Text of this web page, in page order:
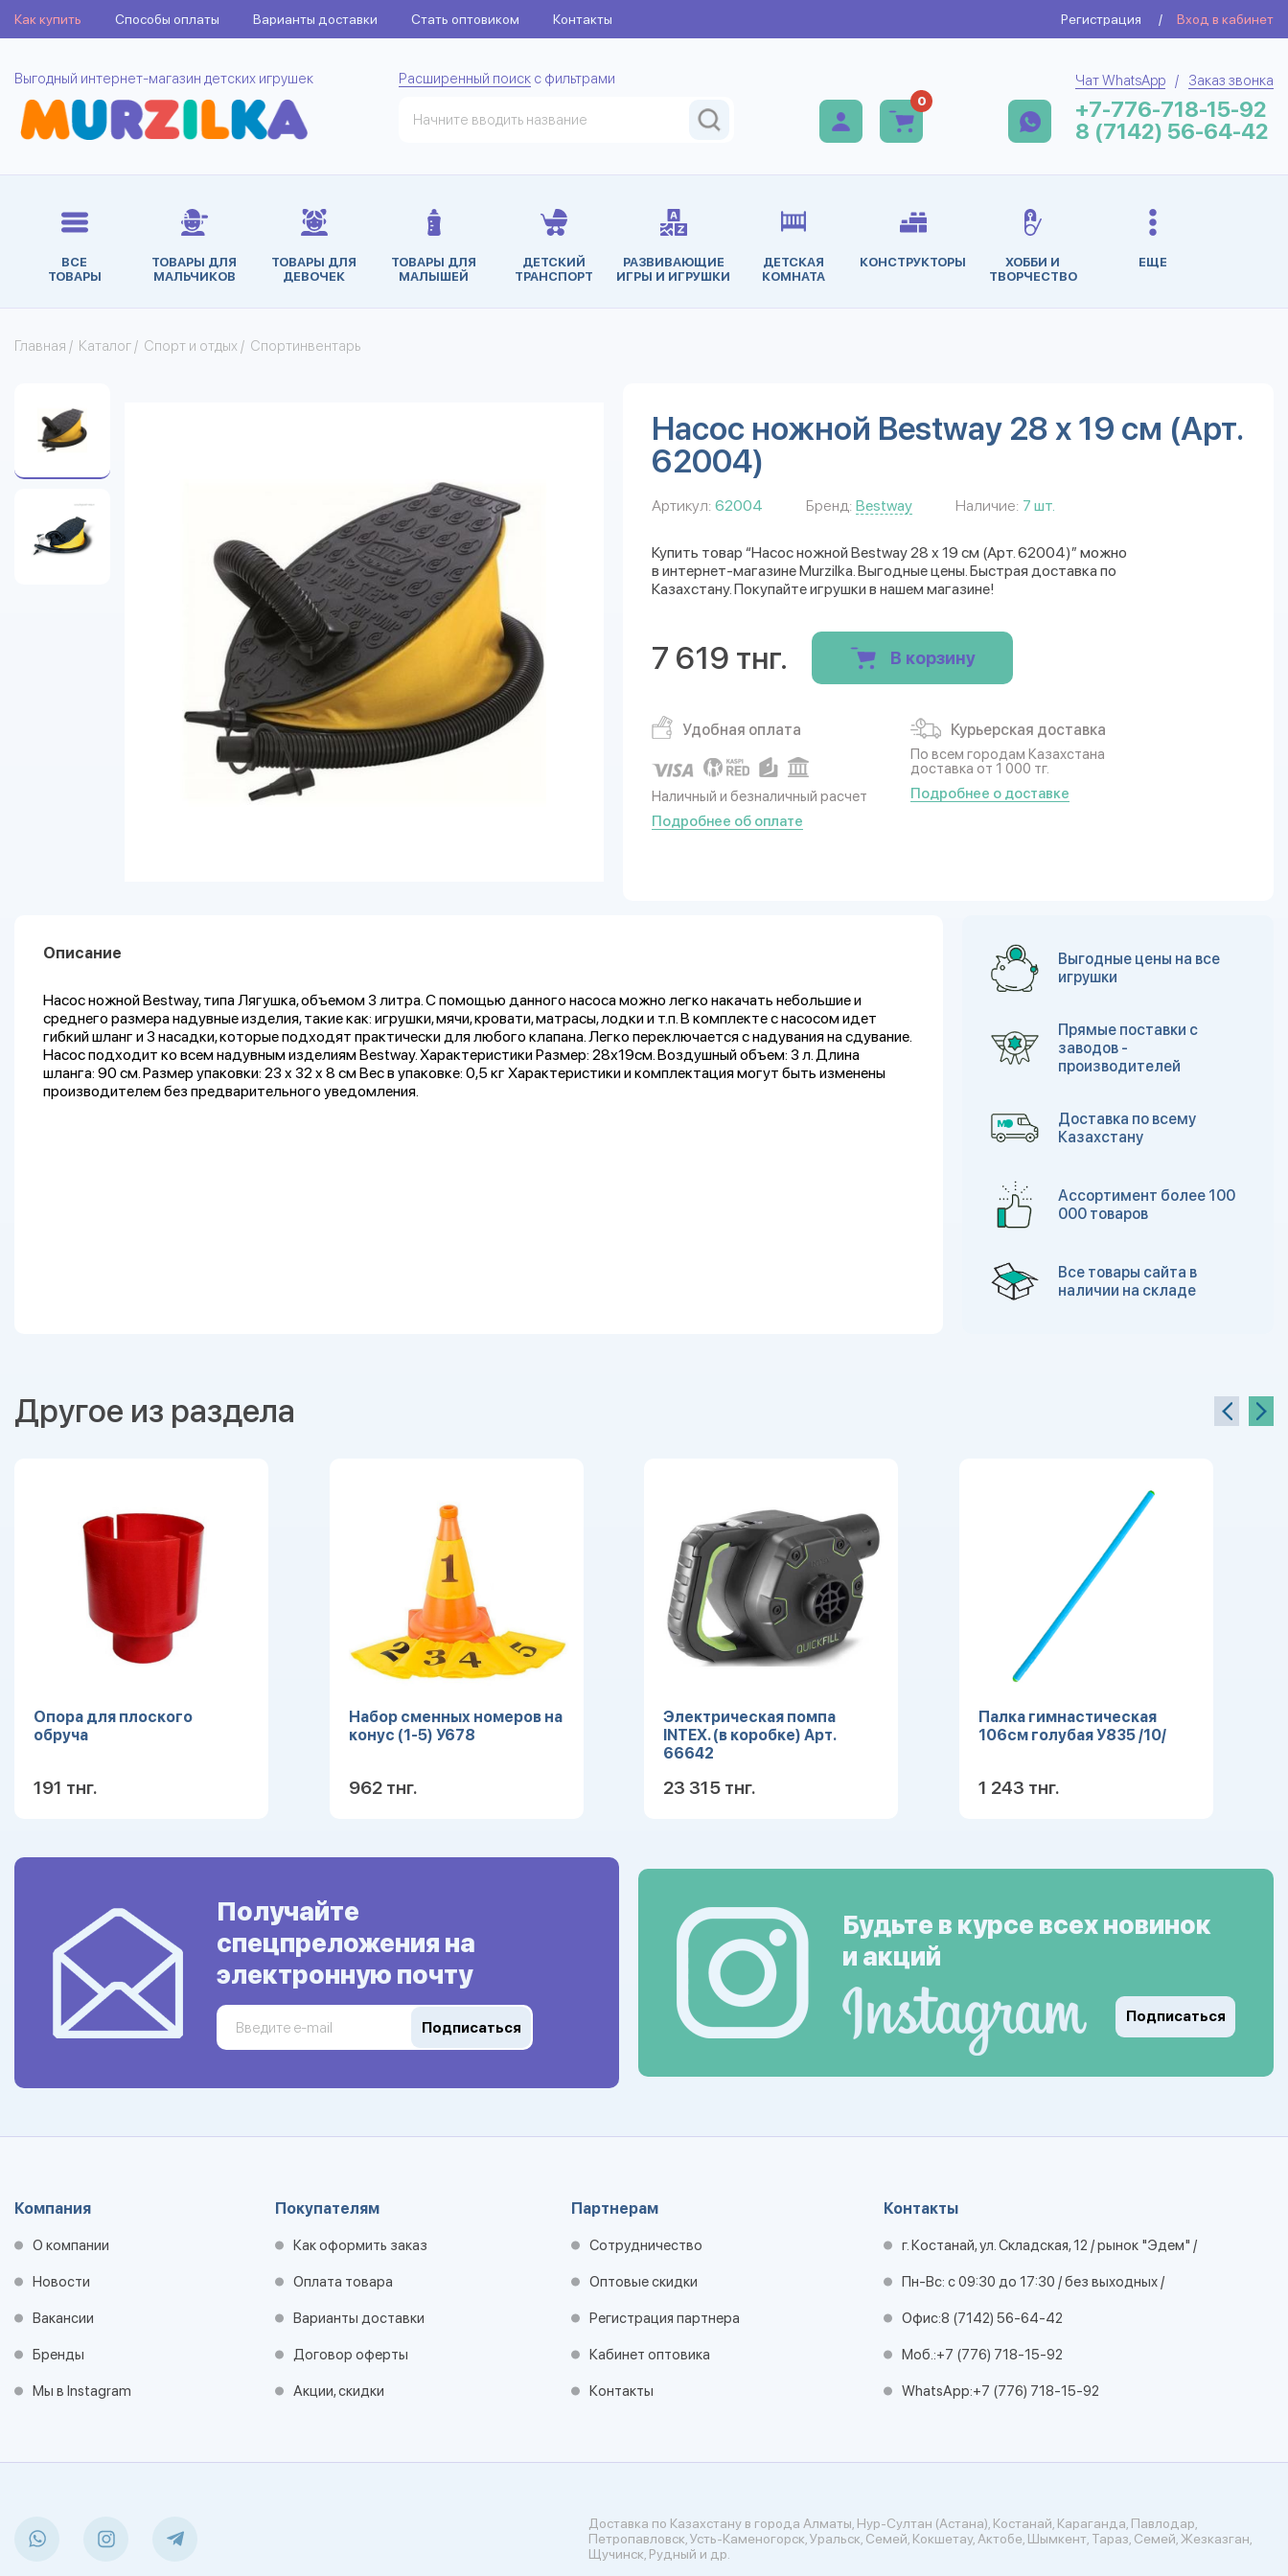
Как купить Способы оплаты Варианты доставки Стать оптовиком Контакты Регистрация / Вход в кабинет
Выгодный интернет-магазин детских игрушек Расширенный поиск с фильтрами
0
Чат WhatsApp / Заказ звонка
+7-776-718-15-92
8 (7142) 56-64-42
ВСЕ
ТОВАРЫ
ТОВАРЫ ДЛЯ
МАЛЬЧИКОВ
ТОВАРЫ ДЛЯ
ДЕВОЧЕК
ТОВАРЫ ДЛЯ
МАЛЫШЕЙ
ДЕТСКИЙ
ТРАНСПОРТ
РАЗВИВАЮЩИЕ
ИГРЫ И ИГРУШКИ
ДЕТСКАЯ
КОМНАТА
КОНСТРУКТОРЫ
ХОББИ И
ТВОРЧЕСТВО
ЕЩЕ
Главная / Каталог / Спорт и отдых / Спортинвентарь
Насос ножной Bestway 28 х 19 см (Арт.
62004)
Артикул: 62004 Бренд: Bestway Наличие: 7 шт.
Купить товар “Насос ножной Bestway 28 х 19 см (Арт. 62004)” можно
в интернет-магазине Murzilka. Выгодные цены. Быстрая доставка по
Казахстану. Покупайте игрушки в нашем магазине!
7 619 тнг. В корзину
Удобная оплата
Наличный и безналичный расчет
Подробнее об оплате
Курьерская доставка
По всем городам Казахстана
доставка от 1 000 тг.
Подробнее о доставке
Описание
Насос ножной Bestway, типа Лягушка, объемом 3 литра. С помощью данного насоса можно легко накачать небольшие и
среднего размера надувные изделия, такие как: игрушки, мячи, кровати, матрасы, лодки и т.п. В комплекте с насосом идет
гибкий шланг и 3 насадки, которые подходят практически для любого клапана. Легко переключается с надувания на сдувание.
Насос подходит ко всем надувным изделиям Bestway. Характеристики Размер: 28х19см. Воздушный объем: 3 л. Длина
шланга: 90 см. Размер упаковки: 23 x 32 x 8 см Вес в упаковке: 0,5 кг Характеристики и комплектация могут быть изменены
производителем без предварительного уведомления.
Выгодные цены на все
игрушки
Прямые поставки с
заводов -
производителей
Доставка по всему
Казахстану
Ассортимент более 100
000 товаров
Все товары сайта в
наличии на складе
Другое из раздела
Опора для плоского
обруча
191 тнг.
Набор сменных номеров на
конус (1-5) У678
962 тнг.
Электрическая помпа
INTEX. (в коробке) Арт.
66642
23 315 тнг.
Палка гимнастическая
106см голубая У835 /10/
1 243 тнг.
Получайте
спецпреложения на
электронную почту
Подписаться
Будьте в курсе всех новинок
и акций
Подписаться
Компания
О компании
Новости
Вакансии
Бренды
Мы в Instagram
Покупателям
Как оформить заказ
Оплата товара
Варианты доставки
Договор оферты
Акции, скидки
Партнерам
Сотрудничество
Оптовые скидки
Регистрация партнера
Кабинет оптовика
Контакты
Контакты
г. Костанай, ул. Складская, 12 / рынок "Эдем" /
Пн-Вс: с 09:30 до 17:30 / без выходных /
Офис:8 (7142) 56-64-42
Моб.:+7 (776) 718-15-92
WhatsApp:+7 (776) 718-15-92
Доставка по Казахстану в города Алматы, Нур-Султан (Астана), Костанай, Караганда, Павлодар,
Петропавловск, Усть-Каменогорск, Уральск, Семей, Кокшетау, Актобе, Шымкент, Тараз, Семей, Жезказган,
Щучинск, Рудный и др.